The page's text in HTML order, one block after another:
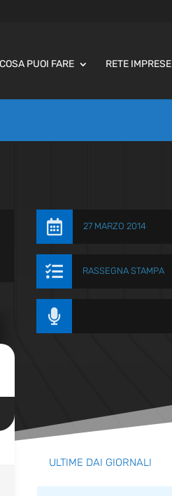
COSA PUOI FARE RETE IMPRESE
 27 MARZO 2014
 RASSEGNA STAMPA

ULTIME DAI GIORNALI